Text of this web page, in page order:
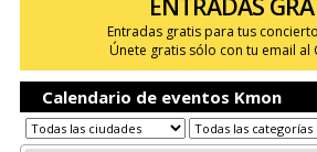
Entradas gratis para tus
Únete gratis sólo con tu email al
Calendario de eventos Kmon